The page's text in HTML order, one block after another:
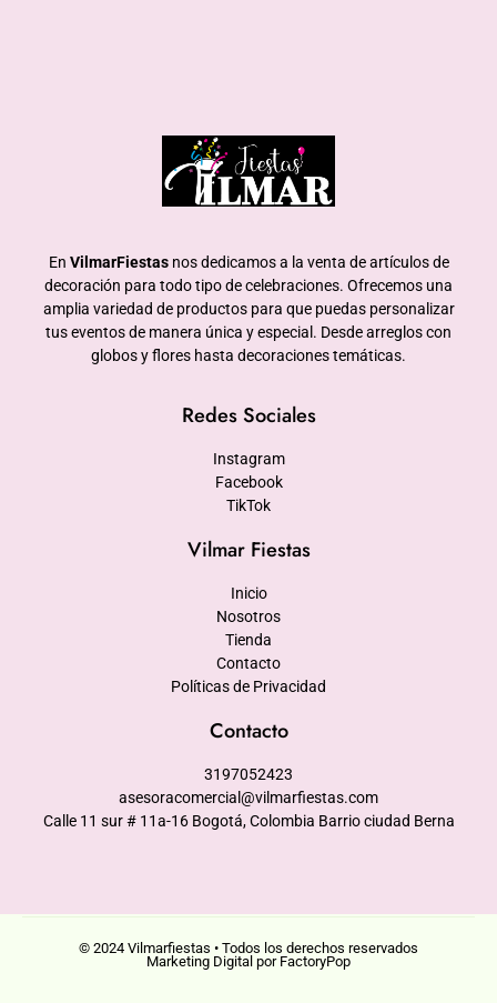
En VilmarFiestasnos dedicamos a la venta de artículos de
decoración para todo tipo de celebraciones. Ofrecemos una
amplia variedad de productos para que puedas personalizar
tus eventos de manera única y especial. Desde arreglos con
globos y flores hasta decoraciones temáticas.
Redes Sociales
Instagram
Facebook
TikTok
Vilmar Fiestas
Inicio
Nosotros
Tienda
Contacto
Políticas de Privacidad
Contacto
3197052423
asesoracomercial@vilmarfiestas.com
Calle 11 sur # 11a-16 Bogotá, Colombia Barrio ciudad Berna
© 2024 Vilmarfiestas • Todos los derechos reservados
Marketing Digital por FactoryPop